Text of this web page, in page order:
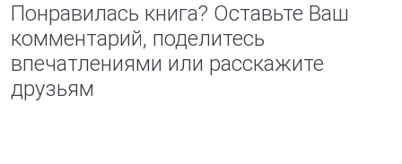
Понравилась книга? Оставьте Ваш
комментарий, поделитесь
впечатлениями или расскажите
друзьям